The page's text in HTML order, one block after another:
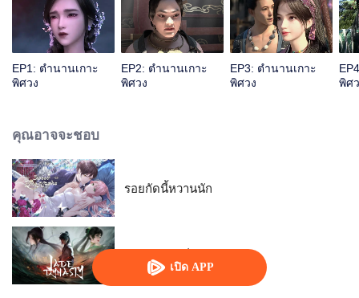
เปิด APP
EP1: ตำนานเกาะ
พิศวง
EP2: ตำนานเกาะ
พิศวง
EP3: ตำนานเกาะ
พิศวง
พิศ
คุณอาจจะชอบ
รอยกัดนี้หวานนัก